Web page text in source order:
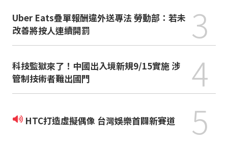
Uber Eats疊單報酬違外送專法 勞動部：若未
改善將按人連續開罰
3
科技監獄來了！中國出入境新規9/15實施 涉
管制技術者難出國門
4
HTC打造虛擬偶像 台灣娛樂首闢新賽道 5